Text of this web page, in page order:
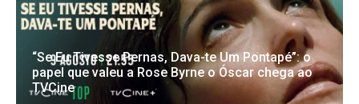
“Se Eu Tivesse Pernas, Dava-te Um Pontapé”: o
papel que valeu a Rose Byrne o Óscar chega ao
TVCine